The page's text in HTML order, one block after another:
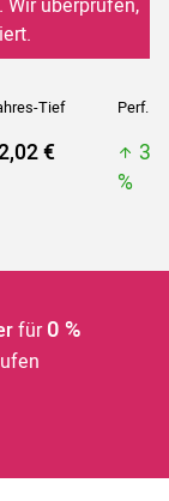
überprüfen,
Tief Perf. 5J
€
%
für0 %